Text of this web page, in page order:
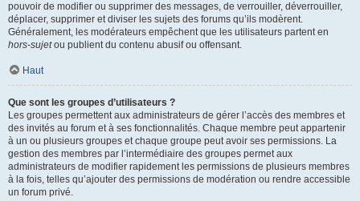
pouvoir de modifier ou supprimer des messages, de verrouiller, déverrouiller,
déplacer, supprimer et diviser les sujets des forums qu’ils modèrent.
Généralement, les modérateurs empêchent que les utilisateurs partent en
hors-sujetou publient du contenu abusif ou offensant.
Haut
Que sont les groupes d’utilisateurs ?
Les groupes permettent aux administrateurs de gérer l’accès des membres et
des invités au forum et à ses fonctionnalités. Chaque membre peut appartenir
à un ou plusieurs groupes et chaque groupe peut avoir ses permissions. La
gestion des membres par l’intermédiaire des groupes permet aux
administrateurs de modifier rapidement les permissions de plusieurs membres
à la fois, telles qu’ajouter des permissions de modération ou rendre accessible
un forum privé.